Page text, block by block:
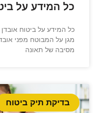
כל המידע על
כל המידע על ביטוח
מגן על המבוטח מפני
מסיבה של תאונה
בדיקת תיק ביטוח